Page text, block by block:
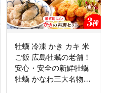
牡蠣 冷凍 かき カキ 米
ご飯 広島牡蠣の老舗！
安心・安全の新鮮牡蠣
牡蠣 かなわ三大名物料